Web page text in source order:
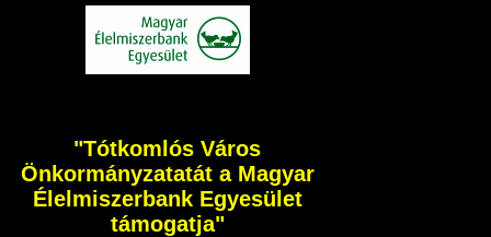
"Tótkomlós Város
Önkormányzatatát a Magyar
Élelmiszerbank Egyesület
támogatja"